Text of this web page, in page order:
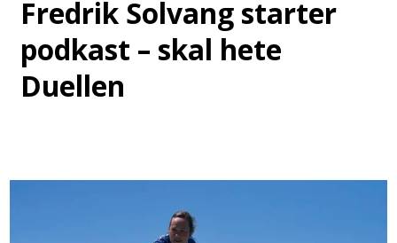
Fredrik Solvang starter
podkast – skal hete
Duellen